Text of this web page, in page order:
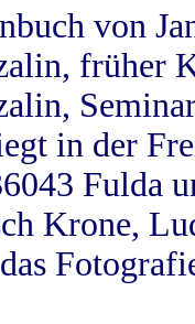
von
früher
in der
Fulda
Krone,